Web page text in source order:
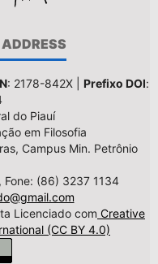
: 2178-842X | Prefixo DOI:
do Piauí
em Filosofia
Campus Min. Petrônio
(86) 3237 1134
Licenciado com Creative
(CC BY 4.0)